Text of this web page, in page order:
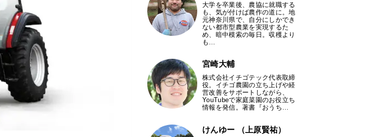
大学を卒業後、農協に就職する
も、気が付けば農作の道に。地
元神奈川県で、自分にしかでき
ない都市型農業を実現するた
め、暗中模索の毎日。収穫より
も…
宮崎大輔
株式会社イチゴテック代表取締
役。イチゴ農園の立ち上げや経
営改善をサポートしながら、
YouTubeで家庭菜園のお役立ち
情報を発信。著書『おうち…
けんゆー （上原賢祐）